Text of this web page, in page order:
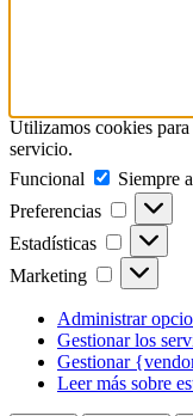
Utilizamos cookies
servicio.
Funcional
Funcional
Siempre
Preferencias
Estadísticas
Marketing Marketing
Administrar
Gestionar los
Gestionar
Leer más sobre